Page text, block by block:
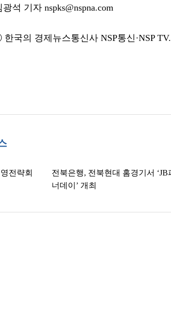
석 기자 nspks@nspna.com
국의 경제뉴스통신사 NSP통신·NSP
전략회
전북은행, 전북현대 홈경기서 ‘JB
너데이’ 개최